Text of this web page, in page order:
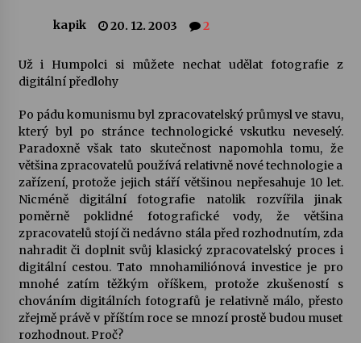
Vernisáž výstavy Josefíny Duškové: Stávám se
kapkou
30. 7. 2026
Pozvánka na integrační festival Quijotova
šedesátka: 28. 7.–1. 8. 2026
28. 7. 2026
Letní koncerty ve Stromovce: Kolchoz a
Jenakaši
28. 7. 2026
Votavžatský ploty
23. 7. 2026
kapik 20. 12. 2003 2
Už i Humpolci si můžete nechat udělat fotografie z
digitální předlohy
Po pádu komunismu byl zpracovatelský průmysl ve stavu,
který byl po stránce technologické vskutku neveselý.
Paradoxně však tato skutečnost napomohla tomu, že
většina zpracovatelů používá relativně nové technologie a
zařízení, protože jejich stáří většinou nepřesahuje 10 let.
Nicméně digitální fotografie natolik rozvířila jinak
poměrně poklidné fotografické vody, že většina
zpracovatelů stojí či nedávno stála před rozhodnutím, zda
nahradit či doplnit svůj klasický zpracovatelský proces i
digitální cestou. Tato mnohamiliónová investice je pro
mnohé zatím těžkým oříškem, protože zkušeností s
chováním digitálních fotografů je relativně málo, přesto
zřejmě právě v příštím roce se mnozí prostě budou muset
rozhodnout. Proč?